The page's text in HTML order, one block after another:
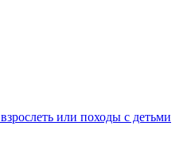
или походы с детьми